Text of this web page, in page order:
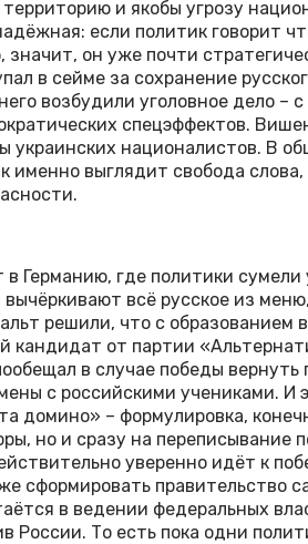
и якобы угрозу
если политик говорит
значит, он уже почти
в сейме за сохранение
возбудили уголовное дело –
спецэффектов.
украинских националистов. В
именно выглядит свобода
в Германию, где политики
всё русское из
решили, что с образованием
кандидат от партии
в случае победы вернуть
с российскими учениками. И
домино» – формулировка,
но и сразу на переписывание
уверенно идёт к
сформировать правительство
в ведении федеральных
России. То есть пока одни